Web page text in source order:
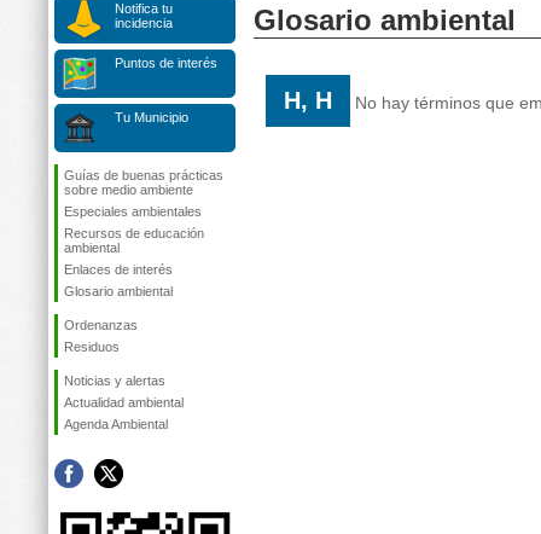
Notifica tu
incidencia
Puntos de interés
Tu Municipio
Guías de buenas prácticas
sobre medio ambiente
Especiales ambientales
Recursos de educación
ambiental
Enlaces de interés
Glosario ambiental
Ordenanzas
Residuos
Noticias y alertas
Actualidad ambiental
Agenda Ambiental
Glosario ambiental
H, H No hay términos que